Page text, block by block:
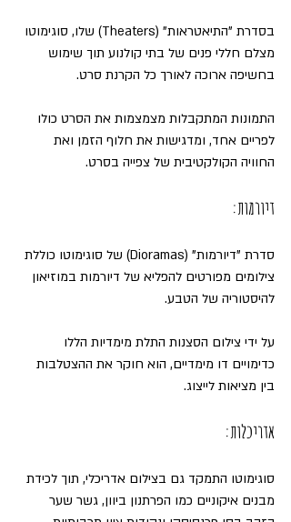
בסדרת "התיאטראות" (Theaters) שלו, סוגימוטו
מצלם חללי פנים של בתי קולנוע תוך שימוש
בחשיפה ארוכה לאורך כל הקרנת סרט.
התמונות המתקבלות מצמצמות את הסרט כולו
לפריים אחד, ומדגישות את חלוף הזמן ואת
החוויה הקולקטיבית של צפייה בסרט.
דיורמות:
סדרת "דיורמות" (Dioramas) של סוגימוטו כוללת
צילומים מפורטים להפליא של דיורמות במוזיאון
להיסטוריה של הטבע.
על ידי צילום הסצנות התלת מימדיות הללו
כדימויים דו מימדיים, הוא חוקר את ההצטלבות
בין מציאות לייצוג.
אדריכלות:
סוגימוטו התמקד גם בצילום אדריכלי, תוך לכידת
מבנים איקוניים כמו הפרתנון ביוון, גשר שער